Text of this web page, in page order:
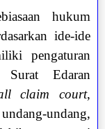
hukum
ide-ide
pengaturan
Edaran
claim court,
undang,